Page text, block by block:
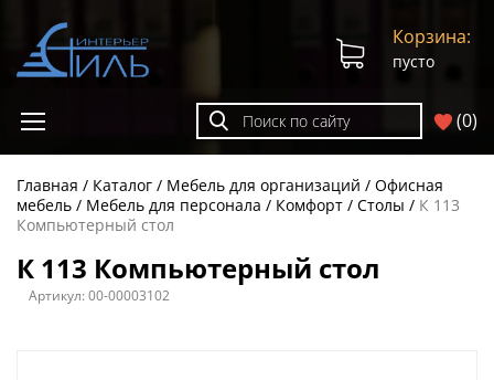
(0)
Корзина:
пусто
Главная Каталог Мебель для организаций
Офисная
мебель
Мебель для персонала Комфорт Столы
К 113
Компьютерный стол
К 113 Компьютерный стол
Артикул:00-00003102